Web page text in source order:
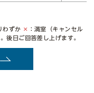
わずか ✕ ：満室（キャンセル
。後日ご回答差し上げます。